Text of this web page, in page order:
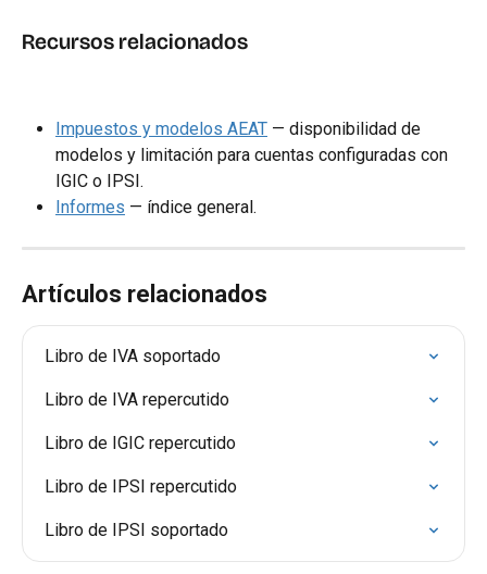
Recursos relacionados
Impuestos y modelos AEAT — disponibilidad de
modelos y limitación para cuentas configuradas con
IGIC o IPSI.
Informes — índice general.
Artículos relacionados
Libro de IVA soportado
Libro de IVA repercutido
Libro de IGIC repercutido
Libro de IPSI repercutido
Libro de IPSI soportado